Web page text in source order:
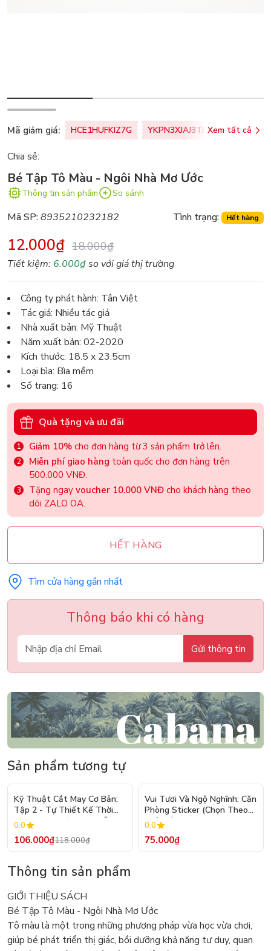
Mã giảm giá: HCE1HUFKIZ7G YKPN3XJAJ3TJ Xem tất cả
Chia sẻ:
Bé Tập Tô Màu - Ngôi Nhà Mơ Ước
Thông tin sản phẩm So sánh
Mã SP:8935210232182 Tình trạng: Hết hàng
12.000₫ 18.000₫
Tiết kiệm: 6.000₫so với giá thị trường
Công ty phát hành: Tân Việt
Tác giả: Nhiều tác giả
Nhà xuất bản: Mỹ Thuật
Năm xuất bản: 02-2020
Kích thước: 18.5 x 23.5cm
Loại bìa: Bìa mềm
Số trang: 16
Quà tặng và ưu đãi
Giảm 10% cho đơn hàng từ 3 sản phẩm trở lên.
Miễn phí giao hàng toàn quốc cho đơn hàng trên
500.000 VNĐ.
Tặng ngay voucher 10.000 VNĐ cho khách hàng theo
dõi ZALO OA.
HẾT HÀNG
Tìm cửa hàng gần nhất
Thông báo khi có hàng
Gửi thông tin
Sản phẩm tương tự
- 10%
Kỹ Thuật Cắt May Cơ Bản:
Tập 2 - Tự Thiết Kế Thời
Trang Nam Nữ - Tạo Mẫu
Rập - Kỹ Thuật Nhảy Size
0.0
106.000₫118.000₫
Vui Tươi Và Ngộ Nghĩnh: Căn
Phòng Sticker (Chọn Theo
Chủ Đề) - Hơn 250 Sticker
0.0
75.000₫
Thông tin sản phẩm
GIỚI THIỆU SÁCH
Bé Tập Tô Màu - Ngôi Nhà Mơ Ước
Tô màu là một trong những phương pháp vừa học vừa chơi,
giúp bé phát triển thị giác, bồi dưỡng khả năng tư duy, quan